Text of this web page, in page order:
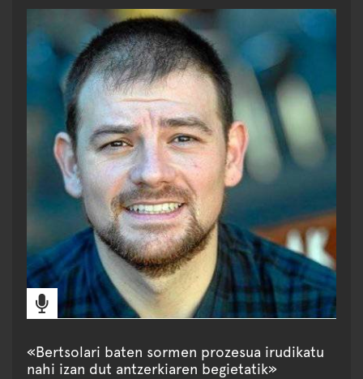
«Bertsolari baten sormen prozesua irudikatu
nahi izan dut antzerkiaren begietatik»